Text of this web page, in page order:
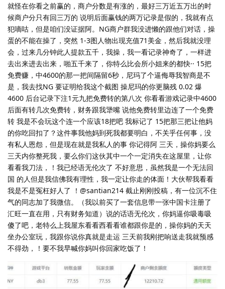
就怪在你看之前赢的，商户分数是有涨的，最好三万近五万出的时
候商户分只有回三万的 说明后面赢钱的两万记录是假的，我就有点
犯嘀咕，但是咱们没证据阿。NG商户群我没进懒的跟他们对话，操
蛋的不能在操了，突然 1-3图人物出现充值71美金，然后我就没理
会，过来几分钟此人提款五千，我操，我一看记录神奇了，一样进
去出来进去出来，啪五千来了，你特么比会所小姐来的都快·· 15把
免费赚，中4600的那一把间隔留6秒，尼玛了个逼侮辱我智商是不
是，我去找NG 要证明给我这个截图 操尼玛的你更脑残 0.02 爆
4600 后台记录下注1元九把免费转的第八次 你看看游戏记录中4600
后面有转几次免费转，财务跟我犟嘴 说他免费转里边连了一个免费
转 我是不会玩这个连一个应该18把吧 我标记了 15把那三把让他妈
的你吃回扣了？这件事我他妈到死我都要明白，不关乎任何事，没
有私人恩怨，但是现在就是我私人的事 你记得阿 三天，操你妈要么
三天内你整死我，要么你们这伙其中一个一定消失在这屋里，让你
看看我刀法，！我已经语无伦次了 不好意思，虽然我是一个无法回
国 的人但是我信佛我有理性，我一定让你走的体面！大伙帮我看看
我是不是冤枉好人了 ！@santian214 截止刚刚投稿，有一位沉不住
气的同志加了我微信。（我以前买了一套信息带一张中国卡注册了
汇旺一直在用，只有财务知道）说的话语无伦次，你妈逼你吸毒吸
傻了吧，老特么上我屋东看看西看看谁都跟你是的，操你妈的天天
坐办公室玩，我跟你说你真就是走运 三天前我刚把响送走我就预感
不得劲，！要不我早喊你妈叫你回家吃饭了！